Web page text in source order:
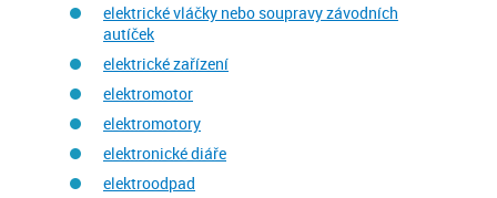
elektrické vláčky nebo soupravy závodních
autíček
elektrické zařízení
elektromotor
elektromotory
elektronické diáře
elektroodpad